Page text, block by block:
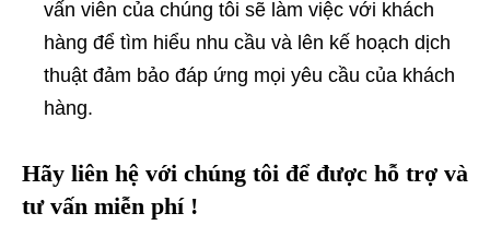
vấn viên của chúng tôi sẽ làm việc với khách
hàng để tìm hiểu nhu cầu và lên kế hoạch dịch
thuật đảm bảo đáp ứng mọi yêu cầu của khách
hàng.
Hãy liên hệ với chúng tôi để được hỗ trợ và
tư vấn miễn phí !